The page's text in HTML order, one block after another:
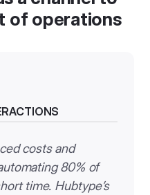
of operations
costs and
80% of
time. Hubtype’s